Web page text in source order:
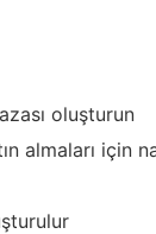
oluşturun
almaları için